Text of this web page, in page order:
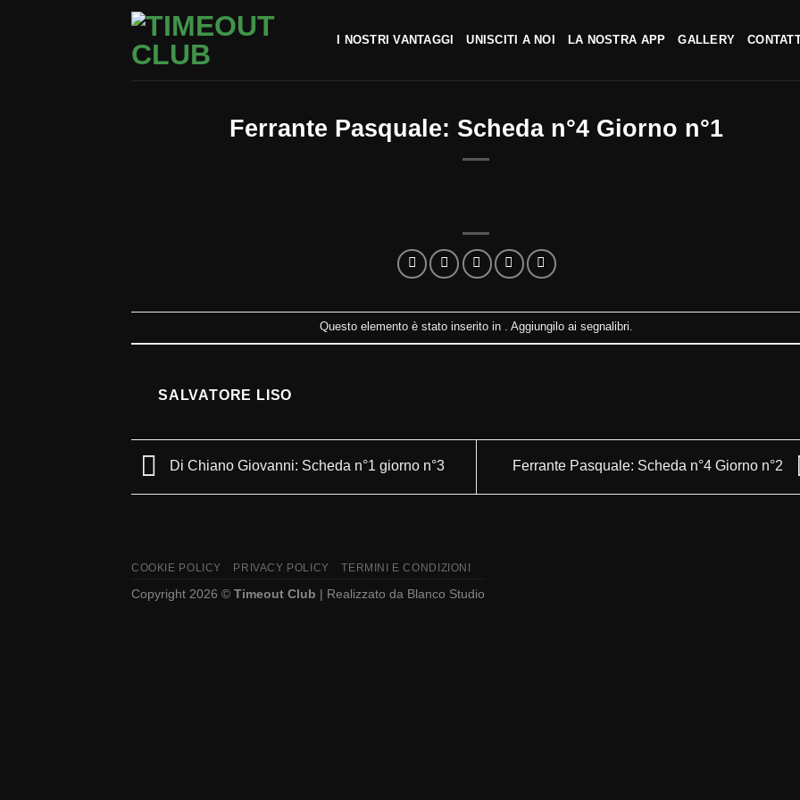
I NOSTRI VANTAGGI UNISCITI A NOI LA NOSTRA APP GALLERY
Ferrante Pasquale: Scheda n°4 Giorno n°1
Questo elemento è stato inserito in . Aggiungilo ai segnalibri.
SALVATORE LISO
Di Chiano Giovanni: Scheda n°1 giorno n°3 Ferrante Pasquale: Scheda n°4 Giorno n°2
COOKIE POLICY PRIVACY POLICY TERMINI E CONDIZIONI
Copyright 2026 © Timeout Club | Realizzato da Blanco Studio